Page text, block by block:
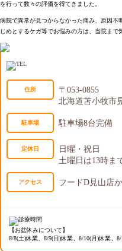
を行って数々の評価を得てきました。
病院で異常が見つからなかった痛み、原因不
じめとするケガ等でお悩みの方は、当院まで
住所
〒053-0855
北海道苫小牧市
駐車場 駐車場8台完備
定休日
日曜・祝日
土曜日は13時ま
アクセス フードD見山店
【お盆休みについて】
8/8(土)休業、8/9(日)休業、8/10(月)休業、